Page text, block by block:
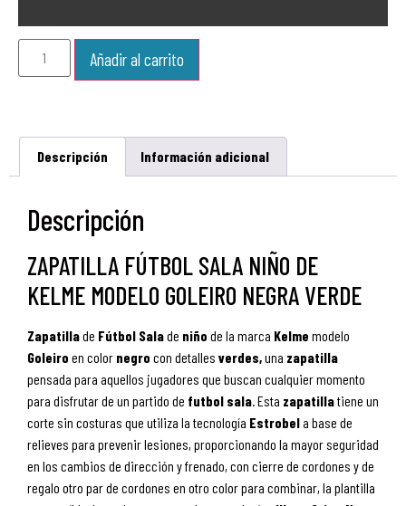
Añadir al carrito
Descripción Información adicional
Descripción
ZAPATILLA FÚTBOL SALA NIÑO DE
KELME MODELO GOLEIRO NEGRA VERDE
Zapatillade Fútbol Salade niño de la marca Kelme modelo
Goleiro en color negro con detalles verdes,una zapatilla
pensada para aquellos jugadores que buscan cualquier momento
para disfrutar de un partido de futbol sala. Esta zapatillatiene un
corte sin costuras que utiliza la tecnología Estrobela base de
relieves para prevenir lesiones, proporcionando la mayor seguridad
en los cambios de dirección y frenado, con cierre de cordones y de
regalo otro par de cordones en otro color para combinar, la plantilla